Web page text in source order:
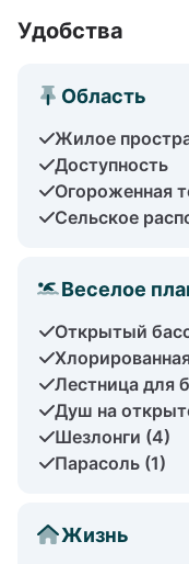
Удобства
Область
Жилое
Доступность
Огороженная
Сельское
Веселое
Открытый
Лестница для
Душ на
Шезлонги (4)
Парасоль (1)
Жизнь